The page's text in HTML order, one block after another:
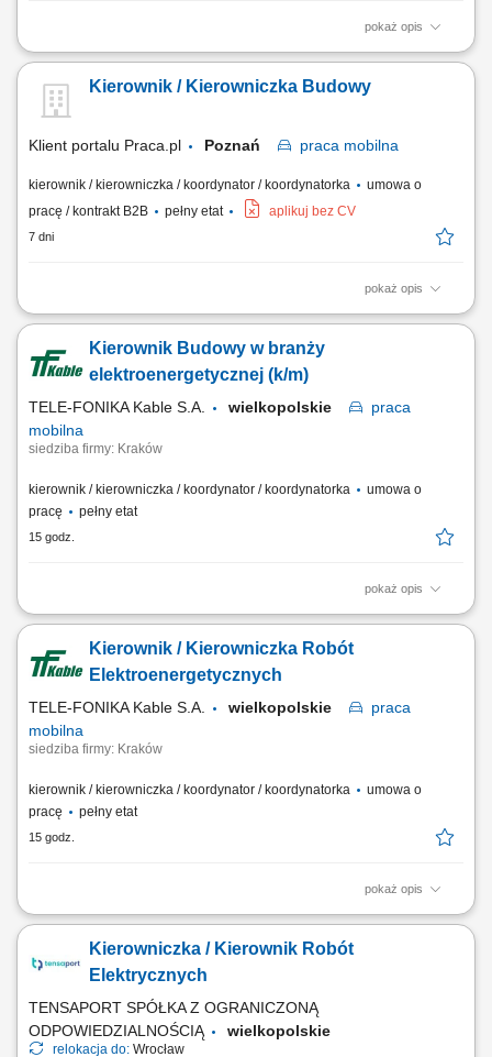
pokaż opis
ZADANIA: kierowanie, koordynowanie i nadzór prac na budowie w
harmonogram oraz zgodnie z wymaganiami BHP; analiza dokumentacji
technicznej i monitoring kosztów budowy; nadzór i kontrola nad jakością
Kierownik / Kierowniczka Budowy
Klient portalu Praca.pl Poznań praca mobilna
kierownik / kierowniczka / koordynator / koordynatorka
umowa o
pracę / kontrakt B2B
pełny etat aplikuj bez CV
7 dni
pokaż opis
organizowanie i nadzorowanie realizacji robót mostowych zgodnie z
koordynowanie pracy zespołów wykonawczych i podwykonawców oraz
kontrola jakości wykonywanych prac; prowadzenie dokumentacji
Kierownik Budowy w branży
elektroenergetycznej (k/m)
TELE-FONIKA Kable S.A. wielkopolskie
praca
mobilna
siedziba firmy: Kraków
kierownik / kierowniczka / koordynator / koordynatorka
umowa o
pracę
pełny etat
15 godz.
pokaż opis
Miejsce pracy stacjonarnej: Kraków lub Myślenice oraz budowy na
obowiązków Pełnienie funkcji Kierownika Budowy podczas realizacji
obiektów elektroenergetycznych, szczególne budowy linii kablowych
Kierownik / Kierowniczka Robót
Elektroenergetycznych
TELE-FONIKA Kable S.A. wielkopolskie
praca
mobilna
siedziba firmy: Kraków
kierownik / kierowniczka / koordynator / koordynatorka
umowa o
pracę
pełny etat
15 godz.
pokaż opis
Miejsce pracy stacjonarnej: Kraków lub Myślenice oraz budowy na
stanowiska kompleksowe prowadzenie projektów
elektroenergetycznych związanych z liniami kablowymi WN i
Kierowniczka / Kierownik Robót
Elektrycznych
TENSAPORT SPÓŁKA Z OGRANICZONĄ
ODPOWIEDZIALNOŚCIĄ
wielkopolskie
relokacja do: Wrocław